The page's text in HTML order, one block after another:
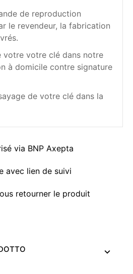
de reproduction
le revendeur, la fabrication
votre votre clé dans notre
à domicile contre signature
de votre clé dans la
via BNP Axepta
avec lien de suivi
retourner le produit